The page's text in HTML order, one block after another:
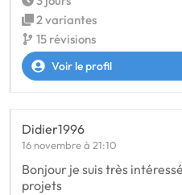
2 variantes
15 révisions
Voir le profil
Didier1996
16 novembre à 21:10
Bonjour je suis très
projets